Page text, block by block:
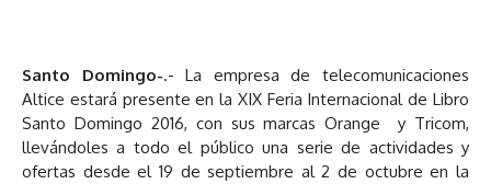
Santo Domingo-.- La empresa de telecomunicaciones
Altice estará presente en la XIX Feria Internacional de Libro
Santo Domingo 2016, con sus marcas Orange y Tricom,
llevándoles a todo el público una serie de actividades y
ofertas desde el 19 de septiembre al 2 de octubre en la